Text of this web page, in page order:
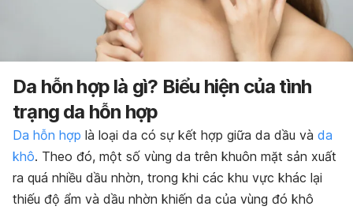
Da hỗn hợp là gì? Biểu hiện của tình
trạng da hỗn hợp
Da hỗn hợp là loại da có sự kết hợp giữa da dầu và da
khô. Theo đó, một số vùng da trên khuôn mặt sản xuất
ra quá nhiều dầu nhờn, trong khi các khu vực khác lại
thiếu độ ẩm và dầu nhờn khiến da của vùng đó khô